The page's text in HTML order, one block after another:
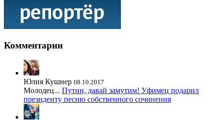
Комментарии
Юлия Кушнер 08.10.2017
Молодец... Путин, давай замутим! Уфимец подарил
президенту песню собственного сочинения